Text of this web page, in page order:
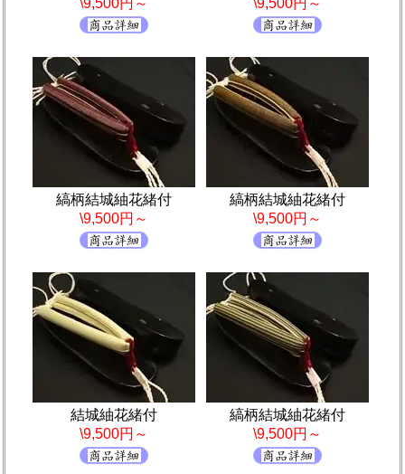
\9,500円～
\9,500円～
縞柄結城紬花緒付
\9,500円～
縞柄結城紬花緒付
\9,500円～
結城紬花緒付
\9,500円～
縞柄結城紬花緒付
\9,500円～